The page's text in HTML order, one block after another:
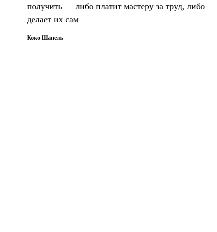
получить — либо платит мастеру за труд, либо
делает их сам
Коко Шанель